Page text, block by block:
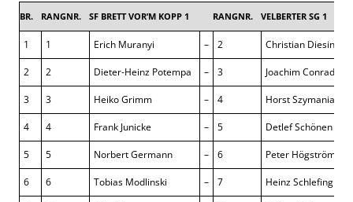
BR. RANGNR. SF BRETT VOR’M KOPP 1 RANGNR. VELBERTER SG 1
1 1 Erich Muranyi – 2 Christian Diesing
2 2 Dieter-Heinz Potempa – 3 Joachim Conrad
3 3 Heiko Grimm – 4 Horst Szymaniak
4 4 Frank Junicke – 5 Detlef Schönen
5 5 Norbert Germann – 6 Peter Högström
6 6 Tobias Modlinski – 7 Heinz Schlefing